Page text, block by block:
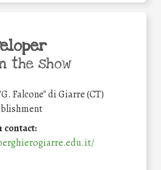
the show
Falcone" di Giarre (CT)
contact: